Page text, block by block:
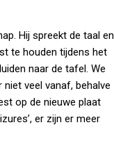
Hij spreekt de taal en
te houden tijdens het
naar de tafel. We
veel vanaf, behalve
op de nieuwe plaat
er zijn er meer